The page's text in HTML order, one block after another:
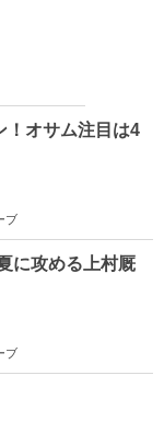
！オサム注目は4
ブ
に攻める上村厩
ブ